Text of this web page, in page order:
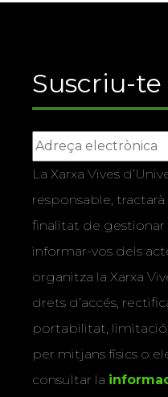
Suscriu-te
La Xarxa Vives
responsable,
finalitat de gestionar
informar-vos dels
organitza la Xarxa
drets d’accés,
portabilitat,
per mitjans físics o
consultar la